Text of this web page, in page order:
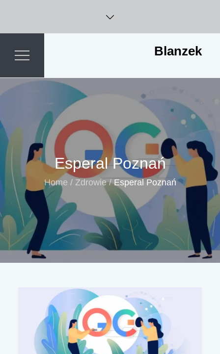
content
Blanzek
Esperal Poznań
Home Zdrowie Esperal Poznań